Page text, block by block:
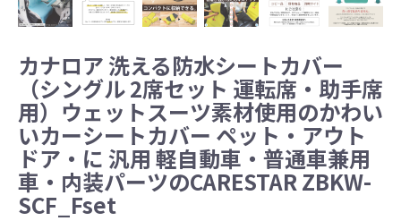
カナロア 洗える防水シートカバー
（シングル 2席セット 運転席・助手席
用）ウェットスーツ素材使用のかわい
いカーシートカバー ペット・アウト
ドア・に 汎用 軽自動車・普通車兼用
車・内装パーツのCARESTAR ZBKW-
SCF_Fset